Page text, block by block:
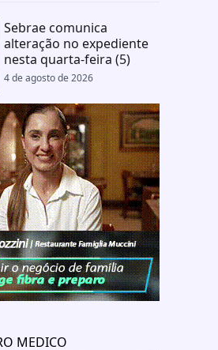
Sebrae comunica
alteração no expediente
nesta quarta-feira (5)
4 de agosto de 2026